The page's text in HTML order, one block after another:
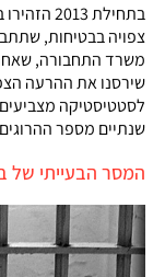
בתחילת
צפויה בבטיחות,
משרד התחבורה,
שירסנו את ההרעה
שנתיים מספר ההרוגים
המסר הבעייתי של